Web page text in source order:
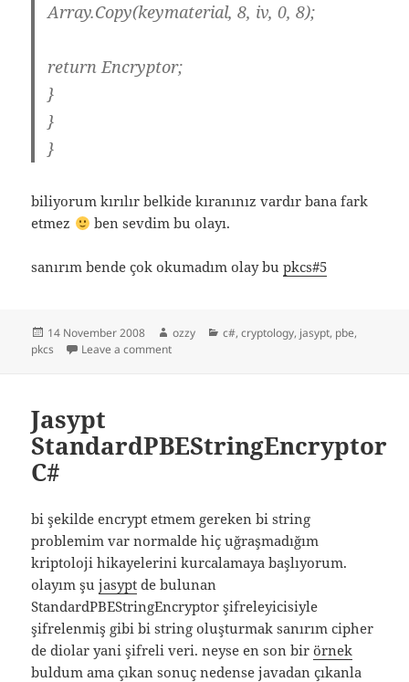
Array.Copy(keymaterial, 8, iv, 0, 8);
return Encryptor;
}
}
}
biliyorum kırılır belkide kıranınız vardır bana fark
etmez
ben sevdim bu olayı.
sanırım bende çok okumadım olay bupkcs#5
Posted
on
14 November 2008 Author
ozzy Categories
c#,cryptology, jasypt, pbe,
pkcs
Leave a commenton PBE – Eveet yine hiç anlamadığım konuda
Jasypt
StandardPBEStringEncryptor
C#
bi şekilde encrypt etmem gereken bi string
problemim var normalde hiç uğraşmadığım
kriptoloji hikayelerini kurcalamaya başlıyorum.
olayım şujasypt de bulunan
StandardPBEStringEncryptor şifreleyicisiyle
şifrelenmiş gibi bi string oluşturmak sanırım cipher
de diolar yani şifreli veri. neyse en son birörnek
buldum ama çıkan sonuç nedense javadan çıkanla